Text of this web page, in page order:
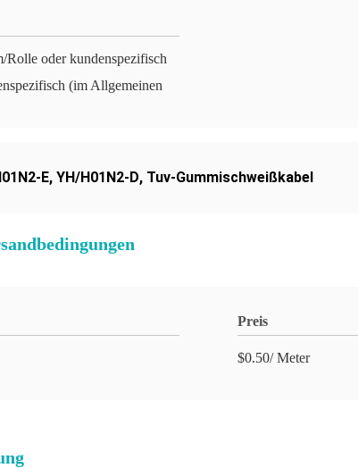
Rolle oder kundenspezifisch
(im Allgemeinen
E, YH/H01N2-D, Tuv-Gummischweißkabel
Preis
$0.50/ Meter